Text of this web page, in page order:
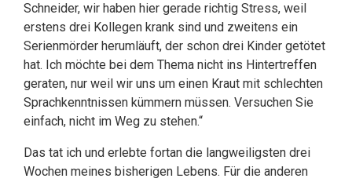
Schneider, wir haben hier gerade richtig Stress, weil
erstens drei Kollegen krank sind und zweitens ein
Serienmörder herumläuft, der schon drei Kinder getötet
hat. Ich möchte bei dem Thema nicht ins Hintertreffen
geraten, nur weil wir uns um einen Kraut mit schlechten
Sprachkenntnissen kümmern müssen. Versuchen Sie
einfach, nicht im Weg zu stehen.“
Das tat ich und erlebte fortan die langweiligsten drei
Wochen meines bisherigen Lebens. Für die anderen